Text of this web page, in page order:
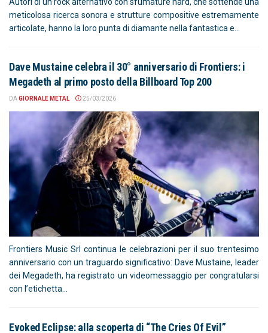
meticolosa ricerca sonora e strutture compositive estremamente
articolate, hanno la loro punta di diamante nella fantastica e...
Dave Mustaine celebra il 30° anniversario di Frontiers: i
Megadeth al primo posto della Billboard Top 200
DAGIORNALE METAL 25/03/2026
Frontiers Music Srl continua le celebrazioni per il suo trentesimo
anniversario con un traguardo significativo: Dave Mustaine, leader
dei Megadeth, ha registrato un videomessaggio per congratularsi
con l’etichetta...
Evoked Eclipse: alla scoperta di “The Cries Of Evil”